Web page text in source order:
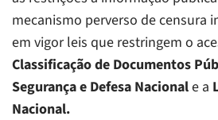
mecanismo perverso de censura
em vigor leis que restringem o
Classificação de Documentos
Segurança e Defesa Nacionale a
Nacional.